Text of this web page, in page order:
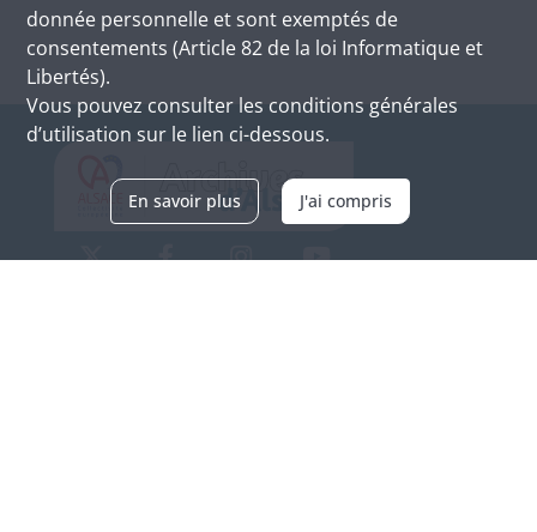
donnée personnelle et sont exemptés de
consentements (Article 82 de la loi Informatique et
Libertés).
Vous pouvez consulter les conditions générales
d’utilisation sur le lien ci-dessous.
En savoir plus J'ai compris